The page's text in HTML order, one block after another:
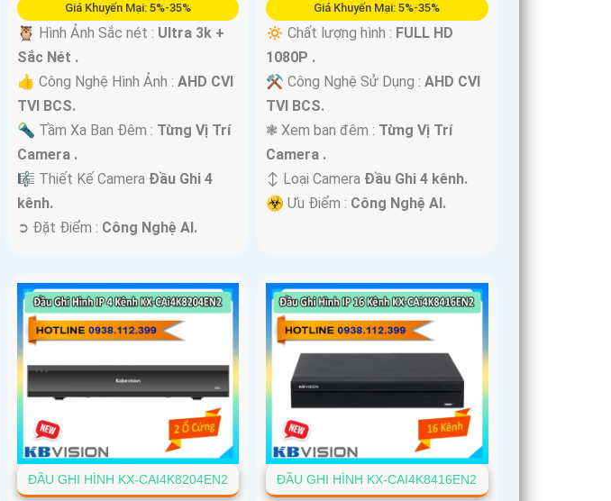
Giá Khuyến Mại: 5%-35%
🦉 Hình Ảnh Sắc nét : Ultra 3k +
Sắc Nét .
👍 Công Nghệ Hình Ảnh : AHD CVI
TVI BCS.
🔦 Tầm Xa Ban Đêm : Từng Vị Trí
Camera .
🎼️ Thiết Kế Camera Đầu Ghi 4
kênh.
️➲ Đặt Điểm : Công Nghệ AI.
Giá Khuyến Mại: 5%-35%
🔅 Chất lượng hình : FULL HD
1080P .
⚒ Công Nghệ Sử Dụng :AHD CVI
TVI BCS.
❃ Xem ban đêm : Từng Vị Trí
Camera .
↕️ Loại Camera Đầu Ghi 4 kênh.
️☣️ Ưu Điểm : Công Nghệ AI.
ĐẦU GHI HÌNH KX-CAI4K8204EN2 ĐẦU GHI HÌNH KX-CAI4K8416EN2